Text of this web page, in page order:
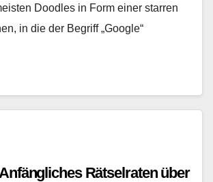
Doodles in Form einer starren
in die der Begriff „Google“
Rätselraten über